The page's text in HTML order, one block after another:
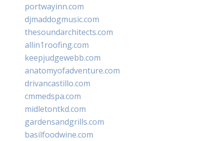
portwayinn.com
djmaddogmusic.com
thesoundarchitects.com
allin1roofing.com
keepjudgewebb.com
anatomyofadventure.com
drivancastillo.com
cmmedspa.com
midletontkd.com
gardensandgrills.com
basilfoodwine.com